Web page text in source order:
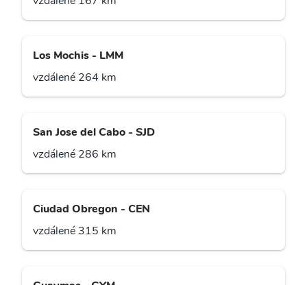
Los Mochis - LMM
vzdálené 264 km
San Jose del Cabo - SJD
vzdálené 286 km
Ciudad Obregon - CEN
vzdálené 315 km